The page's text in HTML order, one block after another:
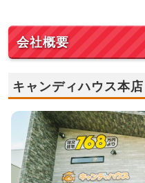
会社概要
キャンディハウス本店